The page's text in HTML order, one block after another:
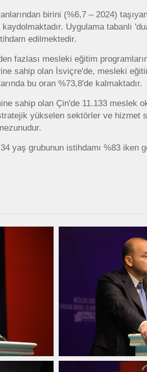
birini (%6,7 – 2024)
Uygulama tabanlı
edilmektedir.
fazlası mesleki eğitim
sahip olan İsviçre'de, mesleki
bu oran %73,8'de kalmaktadır.
sahip olan Çin'de 11.133 meslek
yükselen sektörler ve hizmet
yaş grubunun istihdamı %83 iken